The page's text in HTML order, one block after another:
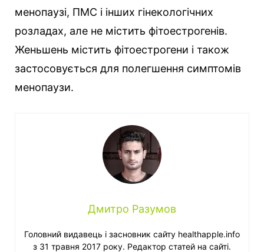
менопаузі, ПМС і інших гінекологічних
розладах, але не містить фітоестрогенів.
Женьшень містить фітоестрогени і також
застосовується для полегшення симптомів
менопаузи.
Дмитро Разумов
Головний видавець і засновник сайту healthapple.info
з 31 травня 2017 року. Редактор статей на сайті.